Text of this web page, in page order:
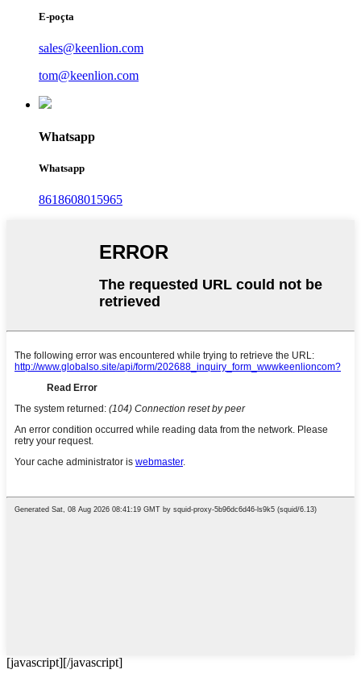
E-poçta
sales@keenlion.com
tom@keenlion.com
Whatsapp
Whatsapp
8618608015965
[javascript][/javascript]